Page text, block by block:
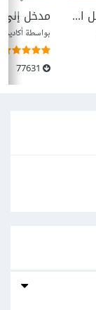
طريقك إلى العمل الحر عبر الإنترنت
بواسطة